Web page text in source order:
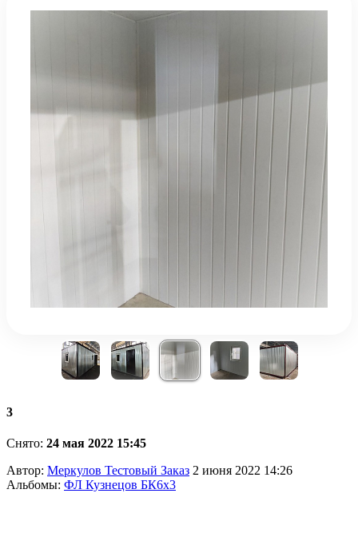
3
Снято: 24 мая 2022 15:45
Автор: Меркулов Тестовый Заказ 2 июня 2022 14:26
Альбомы: ФЛ Кузнецов БК6х3